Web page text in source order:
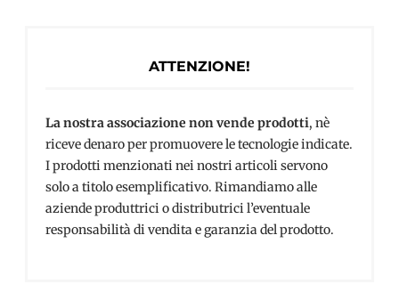
ATTENZIONE!
La nostra associazione non vende prodotti, nè
riceve denaro per promuovere le tecnologie indicate.
I prodotti menzionati nei nostri articoli servono
solo a titolo esemplificativo. Rimandiamo alle
aziende produttrici o distributrici l’eventuale
responsabilità di vendita e garanzia del prodotto.